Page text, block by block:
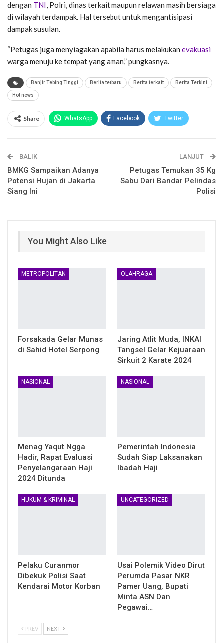
dengan TNI, Polri, dinas terkait maupun relawan masih bersiaga
di wilayah terdampak. Hal tersebut untuk mengantisipasi
dampak susulan.
“Petugas juga menyiagakan apabila harus melakukan evakuasi
warga menuju ke tempat yang aman,” pungkasnya.
Banjir Tebing Tinggi Berita terbaru Berita terkait Berita Terkini
Hot news
Share WhatsApp Facebook Twitter
Telegram
BALIK
BMKG Sampaikan Adanya
Potensi Hujan di Jakarta
Siang Ini
LANJUT
Petugas Temukan 35 Kg
Sabu Dari Bandar Pelindas
Polisi
You Might Also Like
METROPOLITAN
Forsakada Gelar Munas
di Sahid Hotel Serpong
OLAHRAGA
Jaring Atlit Muda, INKAI
Tangsel Gelar Kejuaraan
Sirkuit 2 Karate 2024
NASIONAL
Menag Yaqut Ngga
Hadir, Rapat Evaluasi
Penyelangaraan Haji
2024 Ditunda
NASIONAL
Pemerintah Indonesia
Sudah Siap Laksanakan
Ibadah Haji
HUKUM & KRIMINAL
Pelaku Curanmor
Dibekuk Polisi Saat
Kendarai Motor Korban
UNCATEGORIZED
Usai Polemik Video Dirut
Perumda Pasar NKR
Pamer Uang, Bupati
Minta ASN Dan
Pegawai…
PREV NEXT